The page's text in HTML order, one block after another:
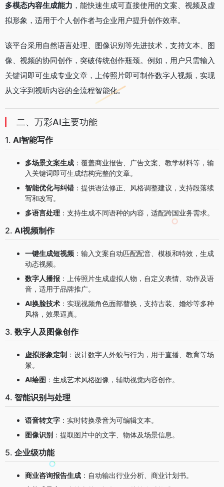
多模态内容生成能力 ，能快速生成可直接使用的文案、视频及虚
拟形象，适用于个人创作者与企业用户提升创作效率。
该平台采用自然语言处理、图像识别等先进技术，支持文本、图
像、视频的协同创作，突破传统创作瓶颈。例如，用户只需输入
关键词即可生成专业文章，上传照片即可制作数字人视频，实现
从文字到视听内容的全流程智能化。
二、万彩AI主要功能
1. AI智能写作
多场景文案生成 ：覆盖商业报告、广告文案、教学材料等，输
入关键词即可生成结构完整的文章。
智能优化与纠错 ：提供语法修正、风格调整建议，支持段落续
写和改写。
多语言处理 ：支持生成不同语种的内容，适配跨国业务需求。
2. AI视频制作
一键生成短视频 ：输入文案自动匹配配音、模板和特效，生成
动态视频。
数字人播报 ：上传照片生成虚拟人物，自定义表情、动作及语
音，适用于品牌推广。
AI换脸技术 ：实现视频角色面部替换，支持古装、婚纱等多种
风格，效果逼真。
3. 数字人及图像创作
虚拟形象定制 ：设计数字人外貌与行为，用于直播、教育等场
景。
AI绘图 ：生成艺术风格图像，辅助视觉内容创作。
4. 智能识别与处理
语音转文字 ：实时转换录音为可编辑文本。
图像识别 ：提取图片中的文字、物体及场景信息。
5. 企业级功能
商业咨询报告生成 ：自动输出行业分析、商业计划书。